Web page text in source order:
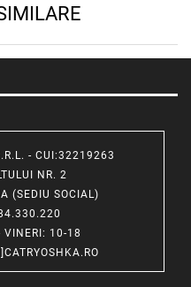
- CUI:32219263
NR. 2
(SEDIU SOCIAL)
VINERI: 10-18